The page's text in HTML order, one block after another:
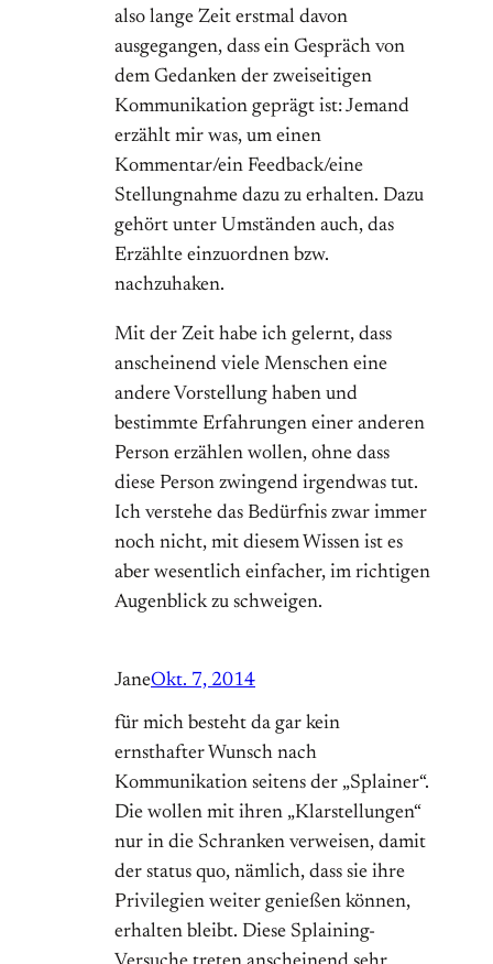
also lange Zeit erstmal davon
ausgegangen, dass ein Gespräch von
dem Gedanken der zweiseitigen
Kommunikation geprägt ist: Jemand
erzählt mir was, um einen
Kommentar/ein Feedback/eine
Stellungnahme dazu zu erhalten. Dazu
gehört unter Umständen auch, das
Erzählte einzuordnen bzw.
nachzuhaken.
Mit der Zeit habe ich gelernt, dass
anscheinend viele Menschen eine
andere Vorstellung haben und
bestimmte Erfahrungen einer anderen
Person erzählen wollen, ohne dass
diese Person zwingend irgendwas tut.
Ich verstehe das Bedürfnis zwar immer
noch nicht, mit diesem Wissen ist es
aber wesentlich einfacher, im richtigen
Augenblick zu schweigen.
JaneOkt. 7, 2014
für mich besteht da gar kein
ernsthafter Wunsch nach
Kommunikation seitens der „Splainer“.
Die wollen mit ihren „Klarstellungen“
nur in die Schranken verweisen, damit
der status quo, nämlich, dass sie ihre
Privilegien weiter genießen können,
erhalten bleibt. Diese Splaining-